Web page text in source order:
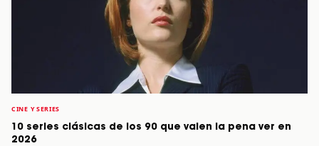
CINE Y SERIES
10 series clásicas de los 90 que valen la pena ver en
2026